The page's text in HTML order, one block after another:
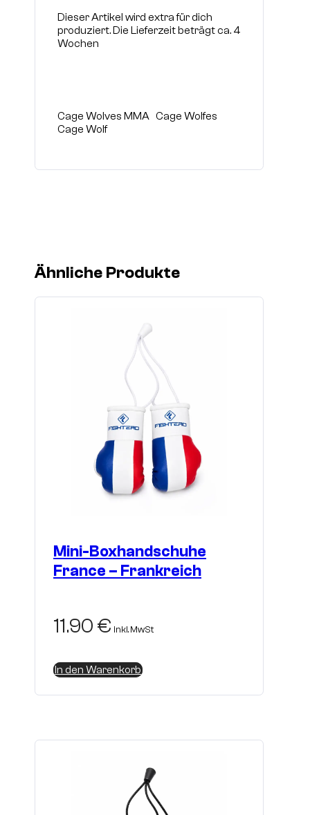
Dieser Artikel wird extra für dich
produziert. Die Lieferzeit beträgt ca. 4
Wochen
Cage Wolves MMA Cage Wolfes
Cage Wolf
Ähnliche Produkte
Mini-Boxhandschuhe
France – Frankreich
11.90 € inkl. MwSt
In den Warenkorb